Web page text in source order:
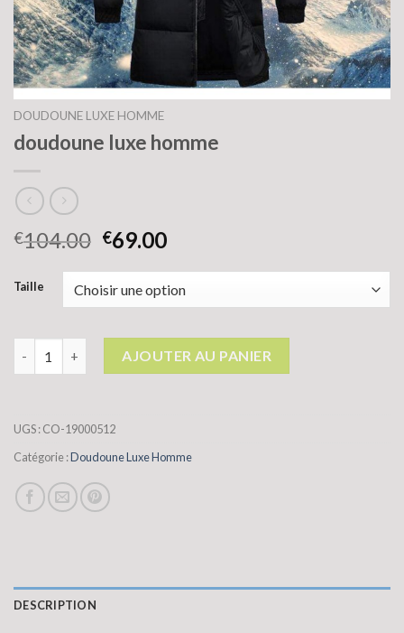
DOUDOUNE LUXE HOMME
doudoune luxe homme
€104.00 €69.00
Taille
quantité de doudoune luxe homme
AJOUTER AU PANIER
UGS :CO-19000512
Catégorie :Doudoune Luxe Homme
DESCRIPTION